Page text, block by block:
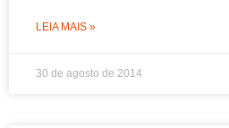
LEIA MAIS »
30 de agosto de 2014